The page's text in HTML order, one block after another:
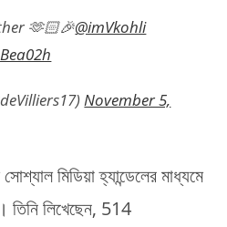
🫶🏻🎉@imVkohli
November 5,
মিডিয়া হ্যান্ডেলের মাধ্যমে
তিনি লিখেছেন, 514